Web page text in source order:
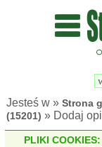
Jesteś w »Strona
(15201) » Dodaj
PLIKI COOKIES: